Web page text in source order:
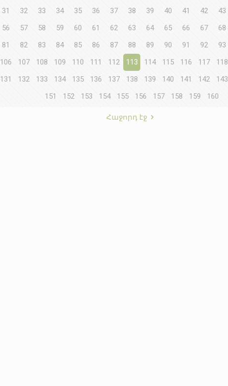
31 32 33 34 35 36 37 38 39 40 41 42 43
56 57 58 59 60 61 62 63 64 65 66 67 68
81 82 83 84 85 86 87 88 89 90 91 92 93
106 107 108 109 110 111 112 113 114 115 116 117 118
131 132 133 134 135 136 137 138 139 140 141 142 143
151
152 153 154 155 156 157 158 159 160
Հաջորդ էջ